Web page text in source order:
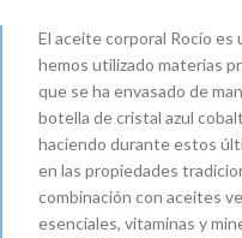
El aceite corporal Rocío
hemos utilizado materias
que se ha envasado de
botella de cristal azul
haciendo durante estos
en las propiedades
combinación con aceites
esenciales, vitaminas y